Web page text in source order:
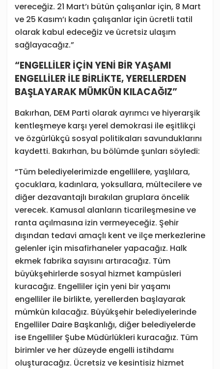
vereceğiz. 21 Mart’ı bütün çalışanlar için, 8 Mart
ve 25 Kasım’ı kadın çalışanlar için ücretli tatil
olarak kabul edeceğiz ve ücretsiz ulaşım
sağlayacağız.”
“ENGELLİLER İÇİN YENİ BİR YAŞAMI
ENGELLİLER İLE BİRLİKTE, YERELLERDEN
BAŞLAYARAK MÜMKÜN KILACAĞIZ”
Bakırhan, DEM Parti olarak ayrımcı ve hiyerarşik
kentleşmeye karşı yerel demokrasi ile eşitlikçi
ve özgürlükçü sosyal politikaları savunduklarını
kaydetti. Bakırhan, bu bölümde şunları söyledi:
“Tüm belediyelerimizde engellilere, yaşlılara,
çocuklara, kadınlara, yoksullara, mültecilere ve
diğer dezavantajlı bırakılan gruplara öncelik
verecek. Kamusal alanların ticarileşmesine ve
ranta açılmasına izin vermeyeceğiz. Şehir
dışından tedavi amaçlı kent ve ilçe merkezlerine
gelenler için misafirhaneler yapacağız. Halk
ekmek fabrika sayısını artıracağız. Tüm
büyükşehirlerde sosyal hizmet kampüsleri
kuracağız. Engelliler için yeni bir yaşamı
engelliler ile birlikte, yerellerden başlayarak
mümkün kılacağız. Büyükşehir belediyelerinde
Engelliler Daire Başkanlığı, diğer belediyelerde
ise Engelliler Şube Müdürlükleri kuracağız. Tüm
birimler ve her düzeyde engelli istihdamı
oluşturacağız. Ücretsiz ve kesintisiz hizmet